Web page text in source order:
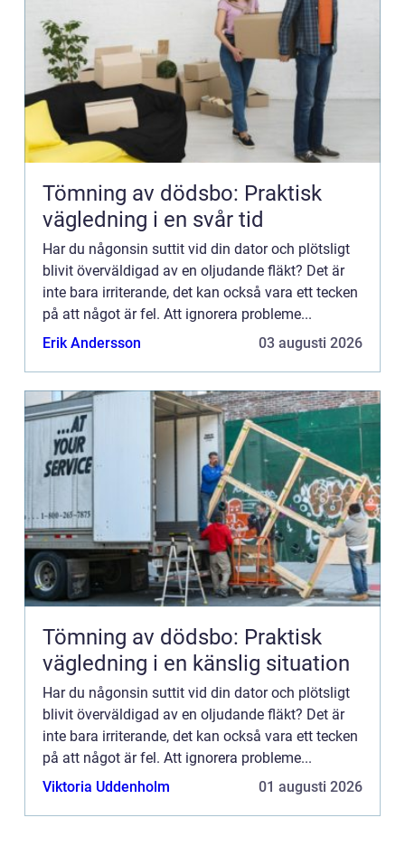
Tömning av dödsbo: Praktisk
vägledning i en svår tid
Har du någonsin suttit vid din dator och plötsligt
blivit överväldigad av en oljudande fläkt? Det är
inte bara irriterande, det kan också vara ett tecken
på att något är fel. Att ignorera probleme...
Erik Andersson
03 augusti 2026
Tömning av dödsbo: Praktisk
vägledning i en känslig situation
Har du någonsin suttit vid din dator och plötsligt
blivit överväldigad av en oljudande fläkt? Det är
inte bara irriterande, det kan också vara ett tecken
på att något är fel. Att ignorera probleme...
Viktoria Uddenholm
01 augusti 2026